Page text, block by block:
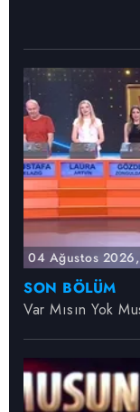
04 Ağustos 2026,
SON BÖLÜM
Var Mısın Yok